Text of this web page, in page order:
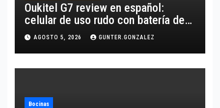
Oukitel G7 review en español:
celular de uso rudo con batería de
10,600 mAh
AGOSTO 5, 2026 GUNTER.GONZALEZ
Bocinas